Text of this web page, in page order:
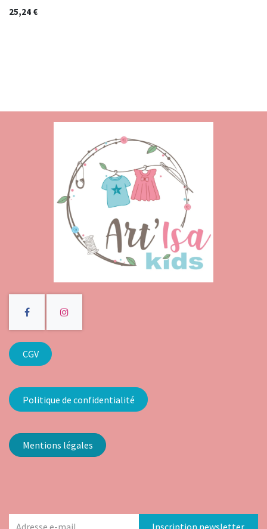
25,24 €
CGV
Politique de confidentialité
Mentions légales
Inscription newsletter